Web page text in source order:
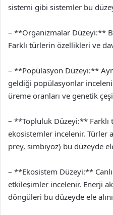
sistemi gibi sistemler bu
– **Organizmalar Düzeyi:**
Farklı türlerin özellikleri ve
– **Popülasyon Düzeyi:**
geldiği popülasyonlar
üreme oranları ve genetik
– **Topluluk Düzeyi:** Farklı
ekosistemler incelenir. Türler
prey, simbiyoz) bu düzeyde
– **Ekosistem Düzeyi:**
etkileşimler incelenir. Enerji
döngüleri bu düzeyde ele